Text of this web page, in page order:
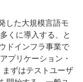
した大規模言語モ
くに導入する、と
ドインフラ事業で
プリケーション・
ずはテストユーザ